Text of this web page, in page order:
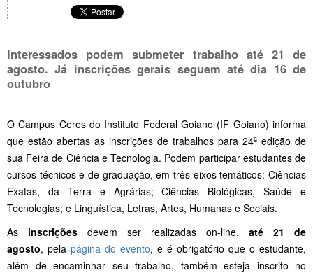
Interessados podem submeter trabalho até 21 de
agosto. Já inscrições gerais seguem até dia 16 de
outubro
O Campus Ceres do Instituto Federal Goiano (IF Goiano) informa
que estão abertas as inscrições de trabalhos para 24ª edição de
sua Feira de Ciência e Tecnologia. Podem participar estudantes de
cursos técnicos e de graduação, em três eixos temáticos: Ciências
Exatas, da Terra e Agrárias; Ciências Biológicas, Saúde e
Tecnologias; e Linguística, Letras, Artes, Humanas e Sociais.
As inscrições devem ser realizadas on-line, até 21 de
agosto, pela página do evento, e é obrigatório que o estudante,
além de encaminhar seu trabalho, também esteja inscrito no